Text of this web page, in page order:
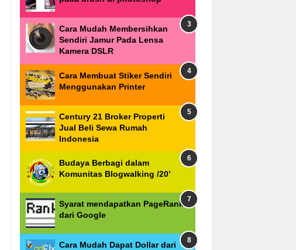
Cara Mudah Membersihkan
Sendiri Jamur Pada Lensa
Kamera DSLR
Cara Membuat Stiker Sendiri
Menggunakan Printer
Century 21 Broker Properti
Jual Beli Sewa Rumah
Indonesia
Budaya Berbagi dalam
Komunitas Blogwalking /20’
Syarat mendapatkan PageRank
dari Google
Cara Mudah Dapat Dollar dari